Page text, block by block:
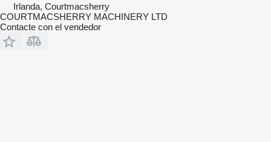
Irlanda, Courtmacsherry
COURTMACSHERRY MACHINERY LTD
Contacte con el vendedor